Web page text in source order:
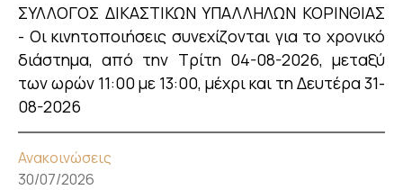
ΣΥΛΛΟΓΟΣ ΔΙΚΑΣΤΙΚΩΝ ΥΠΑΛΛΗΛΩΝ ΚΟΡΙΝΘΙΑΣ
- Οι κινητοποιήσεις συνεχίζονται για το χρονικό
διάστημα, από την Τρίτη 04-08-2026, μεταξύ
των ωρών 11:00 με 13:00, μέχρι και τη Δευτέρα 31-
08-2026
Ανακοινώσεις
30/07/2026